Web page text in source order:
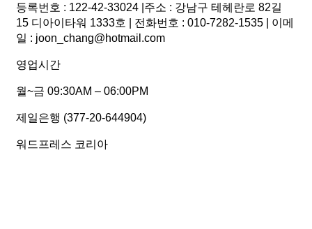
등록번호 : 122-42-33024 |주소 : 강남구 테헤란로 82길
15 디아이타워 1333호 | 전화번호 : 010-7282-1535 | 이메
일 : joon_chang@hotmail.com
영업시간
월~금 09:30AM – 06:00PM
제일은행 (377-20-644904)
워드프레스 코리아